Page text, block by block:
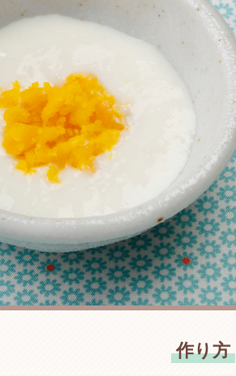
作り方